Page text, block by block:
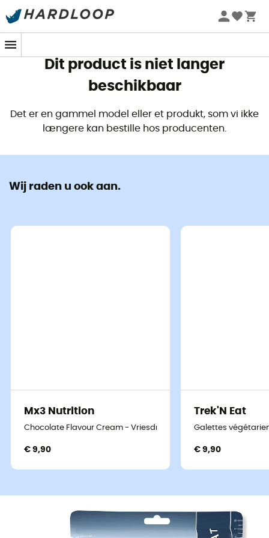
Zomeraanbiedingen 🔥 -5% EXTRA vanaf 2 producten* met
Dit product is niet langer
beschikbaar
Det er en gammel model eller et produkt, som vi ikke
længere kan bestille hos producenten.
Wij raden u ook aan.
Mx3 Nutrition
Chocolate Flavour Cream - Vriesdroogmaaltijd
€ 9,90
Trek'N Eat
Galettes
€ 9,90